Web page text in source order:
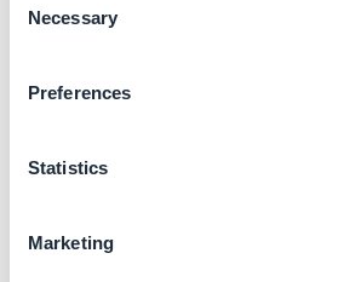
Selection
Necessary
Preferences
Statistics
Marketing